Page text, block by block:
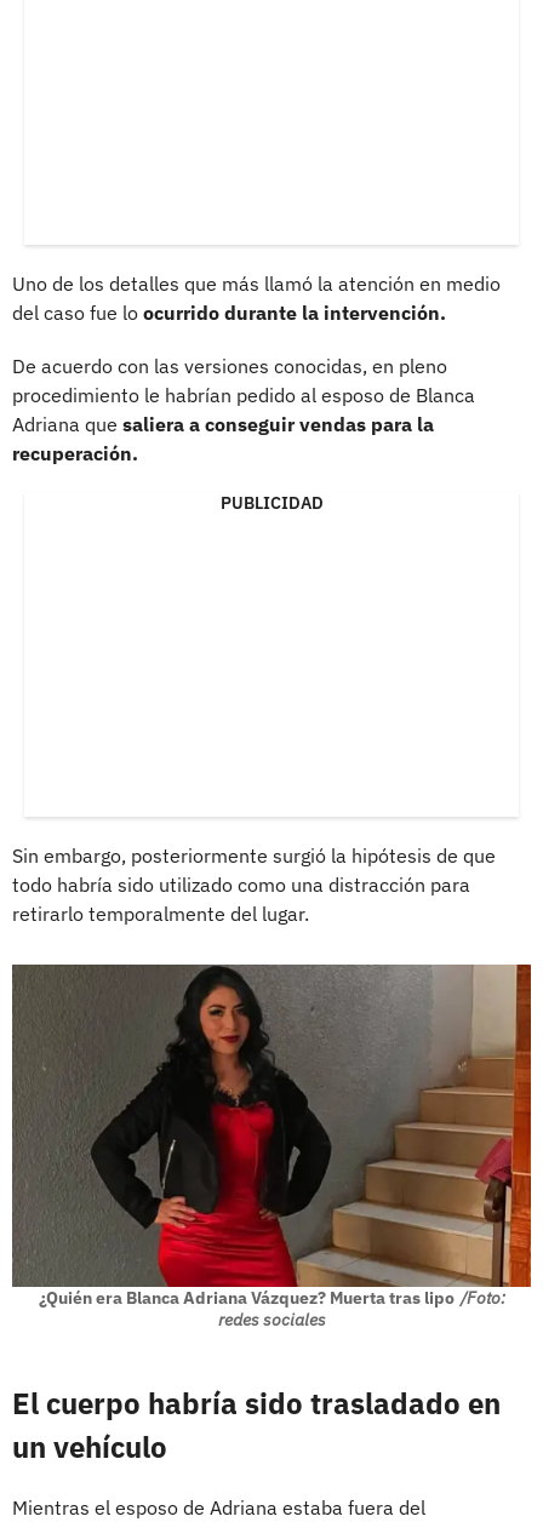
Uno de los detalles que más llamó la atención en medio
del caso fue lo ocurrido durante la intervención.
De acuerdo con las versiones conocidas, en pleno
procedimiento le habrían pedido al esposo de Blanca
Adriana que saliera a conseguir vendas para la
recuperación.
PUBLICIDAD
Sin embargo, posteriormente surgió la hipótesis de que
todo habría sido utilizado como una distracción para
retirarlo temporalmente del lugar.
¿Quién era Blanca Adriana Vázquez? Muerta tras lipo /Foto:
redes sociales
El cuerpo habría sido trasladado en
un vehículo
Mientras el esposo de Adriana estaba fuera del